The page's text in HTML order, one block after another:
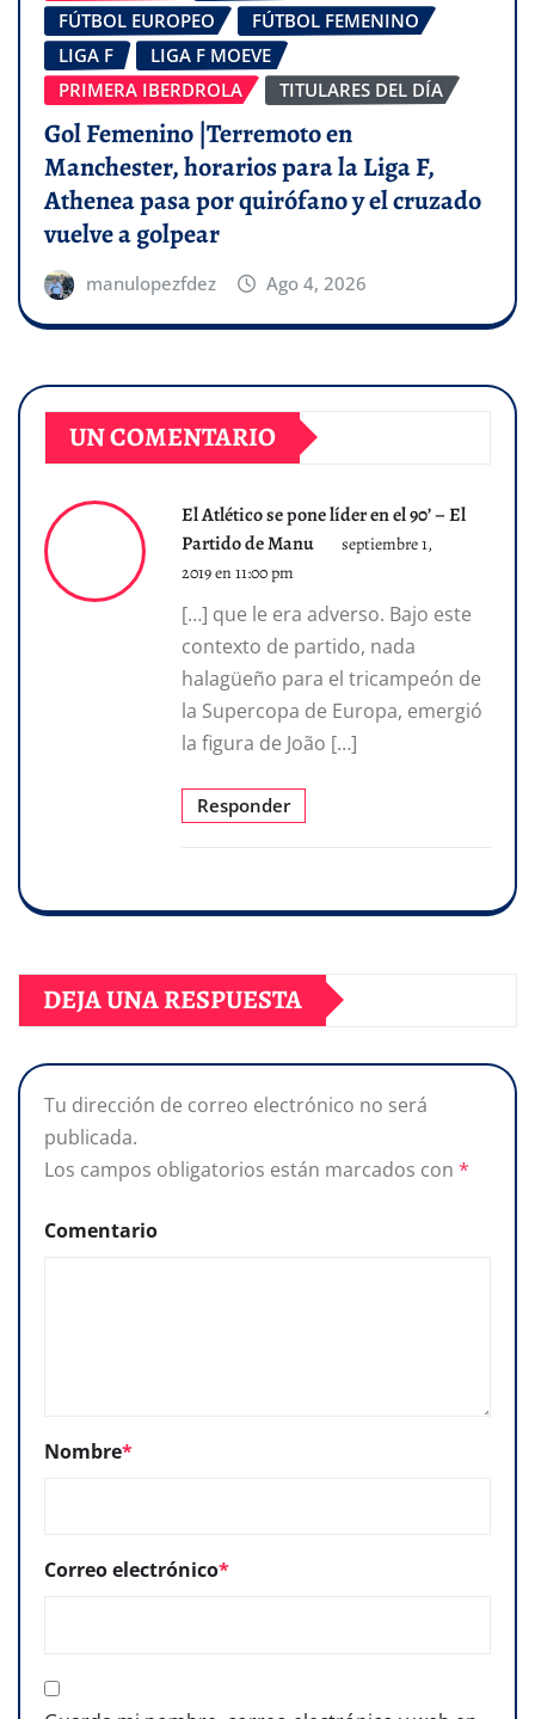
FÚTBOL EUROPEO
FÚTBOL FEMENINO
LIGA F
LIGA F MOEVE
PRIMERA IBERDROLA
TITULARES DEL DÍA
Gol Femenino |Terremoto en
Manchester, horarios para la Liga F,
Athenea pasa por quirófano y el cruzado
vuelve a golpear
manulopezfdez Ago 4, 2026
UN COMENTARIO
El Atlético se pone líder en el 90’ – El
Partido de Manu
septiembre 1,
2019 en 11:00 pm
[…] que le era adverso. Bajo este
contexto de partido, nada
halagüeño para el tricampeón de
la Supercopa de Europa, emergió
la figura de João […]
Responder
DEJA UNA RESPUESTA
Tu dirección de correo electrónico no será
publicada.
Los campos obligatorios están marcados con *
Comentario
Nombre*
Correo electrónico*